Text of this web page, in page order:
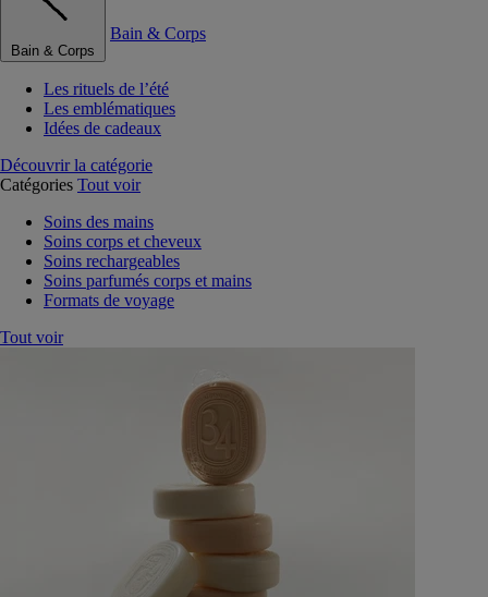
Bain & Corps
Bain & Corps
Les rituels de l’été
Les emblématiques
Idées de cadeaux
Découvrir la catégorie
Catégories Tout voir
Soins des mains
Soins corps et cheveux
Soins rechargeables
Soins parfumés corps et mains
Formats de voyage
Tout voir